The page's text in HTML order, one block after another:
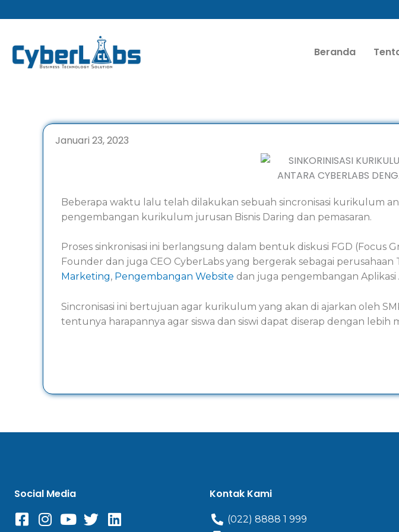
ke
Beranda
Januari 23, 2023
Beberapa waktu lalu telah dilakukan sebuah sincronisasi kurikulum
pengembangan kurikulum jurusan Bisnis Daring dan pemasaran.
Proses sinkronisasi ini berlangsung dalam bentuk diskusi FGD (Focus
Founder dan juga CEO CyberLabs yang bergerak sebagai
Marketing, Pengembangan Website dan juga pengembangan
Sincronisasi ini bertujuan agar kurikulum yang akan di ajarkan oleh
tentunya harapannya agar siswa dan siswi dapat diserap dengan lebih
Social Media Kontak Kami
(022) 8888 1 999